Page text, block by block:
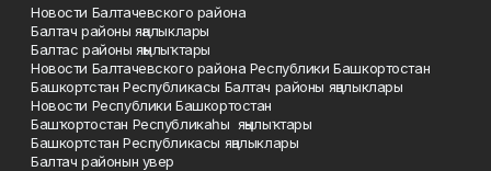
Новости Балтачевского района
Балтач районы яңалыклары
Балтас районы яңылыҡтары
Новости Балтачевского района Республики Башкортостан
Башкортстан Республикасы Балтач районы яңалыклары
Новости Республики Башкортостан
Башҡортостан Республикаһы яңылыҡтары
Башкортстан Республикасы яңалыклары
Балтач районын увер